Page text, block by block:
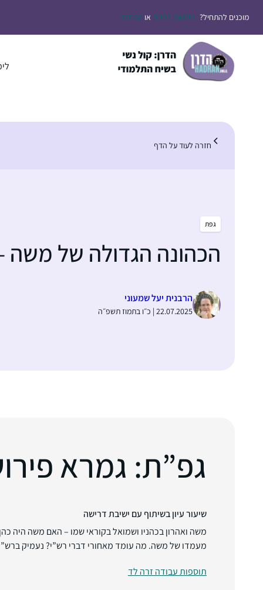
לתוכןמוכנים להתחיל? הירשמו בחינם או התחברו
חזרה לעוד על הדף
גפת
הכהונה הגדולה של משה
הרבנית יעל שמעוני
22.07.2025 | כ״ו בתמוז תשפ״ה
גפ”ת: גמרא
שיעור עיון בשיתוף עם ישיבת דרישה
משה ואהרון בכהניו ושמואל בקוראי שמו – האם משה היה
מעמדו של משה. מה עומד מאחורי דברי רש”י? נעמיק
תוספות עבודה זרה לד